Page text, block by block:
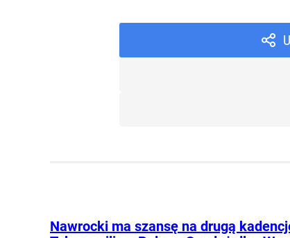
Nawrocki ma szansę na drugą